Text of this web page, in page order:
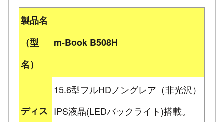
製品名
（型
名）
m-Book B508H
ディス
15.6型フルHDノングレア（非光沢）
IPS液晶(LEDバックライト)搭載。